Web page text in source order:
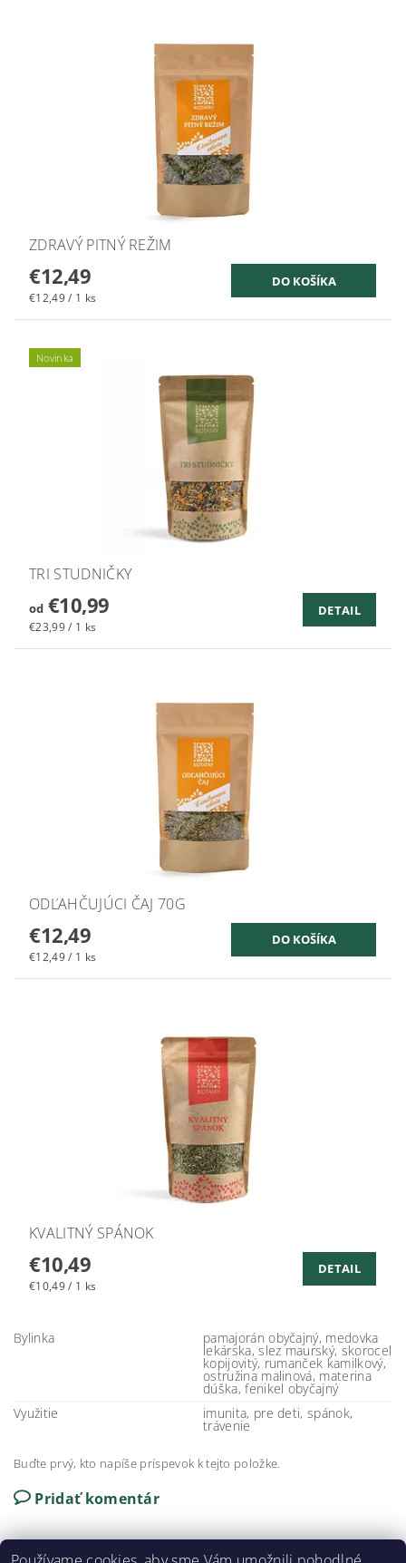
ZDRAVÝ PITNÝ REŽIM
€12,49
€12,49 / 1 ks
Novinka
TRI STUDNIČKY
od€10,99
€23,99 / 1 ks
DETAIL
ODĽAHČUJÚCI ČAJ 70G
€12,49
€12,49 / 1 ks
KVALITNÝ SPÁNOK
€10,49
€10,49 / 1 ks
DETAIL
Bylinka pamajorán obyčajný, medovka
lekárska, slez maurský, skorocel
kopijovitý, rumanček kamilkový,
ostružina malinová, materina
dúška, fenikel obyčajný
Využitie
imunita, pre deti, spánok,
trávenie
Buďte prvý, kto napíše príspevok k tejto položke.
Pridať komentár